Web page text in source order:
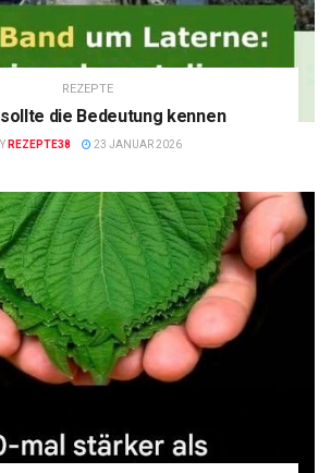
REZEPTE
die Bedeutung kennen
REZEPTE38 23 JANUAR 2026